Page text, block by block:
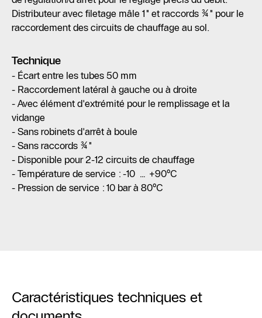
Distributeur avec filetage mâle 1" et raccords ¾" pour le
raccordement des circuits de chauffage au sol.
Technique
- Écart entre les tubes 50 mm
- Raccordement latéral à gauche ou à droite
- Avec élément d'extrémité pour le remplissage et la
vidange
- Sans robinets d'arrêt à boule
- Sans raccords ¾"
- Disponible pour 2-12 circuits de chauffage
- Température de service : -10 … +90°C
- Pression de service : 10 bar à 80°C
Caractéristiques techniques et